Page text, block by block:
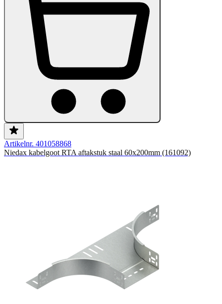
Artikelnr. 401058868
Niedax kabelgoot RTA aftakstuk staal 60x200mm (161092)